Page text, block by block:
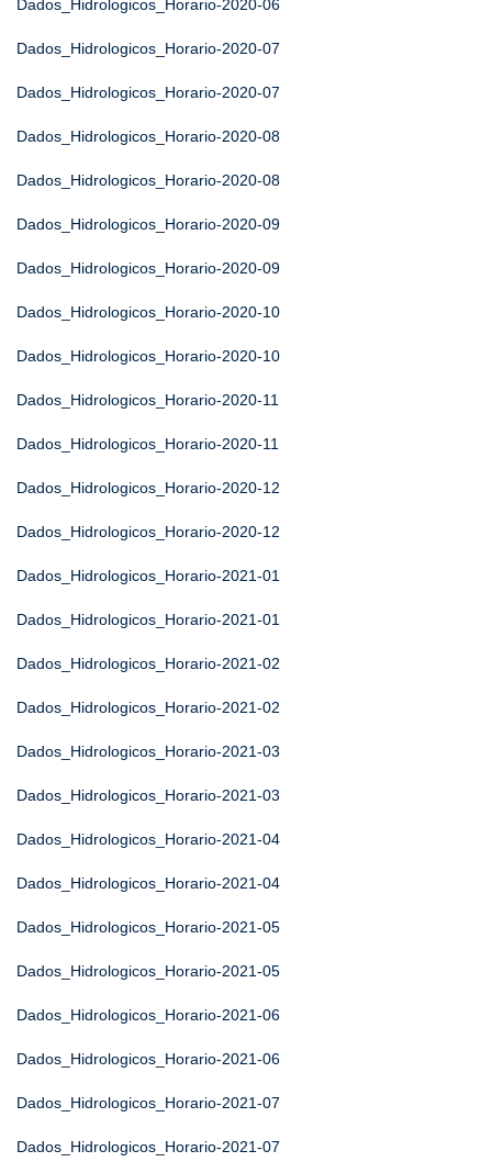
Dados_Hidrologicos_Horario-2020-06
Dados_Hidrologicos_Horario-2020-07
Dados_Hidrologicos_Horario-2020-07
Dados_Hidrologicos_Horario-2020-08
Dados_Hidrologicos_Horario-2020-08
Dados_Hidrologicos_Horario-2020-09
Dados_Hidrologicos_Horario-2020-09
Dados_Hidrologicos_Horario-2020-10
Dados_Hidrologicos_Horario-2020-10
Dados_Hidrologicos_Horario-2020-11
Dados_Hidrologicos_Horario-2020-11
Dados_Hidrologicos_Horario-2020-12
Dados_Hidrologicos_Horario-2020-12
Dados_Hidrologicos_Horario-2021-01
Dados_Hidrologicos_Horario-2021-01
Dados_Hidrologicos_Horario-2021-02
Dados_Hidrologicos_Horario-2021-02
Dados_Hidrologicos_Horario-2021-03
Dados_Hidrologicos_Horario-2021-03
Dados_Hidrologicos_Horario-2021-04
Dados_Hidrologicos_Horario-2021-04
Dados_Hidrologicos_Horario-2021-05
Dados_Hidrologicos_Horario-2021-05
Dados_Hidrologicos_Horario-2021-06
Dados_Hidrologicos_Horario-2021-06
Dados_Hidrologicos_Horario-2021-07
Dados_Hidrologicos_Horario-2021-07